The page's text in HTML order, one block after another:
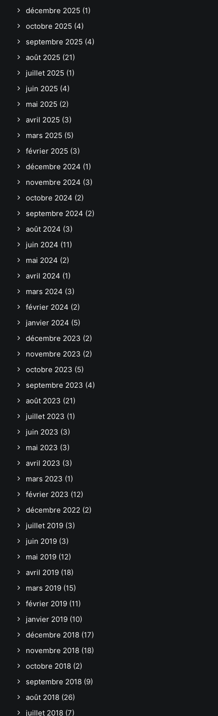
décembre 2025 (1)
octobre 2025 (4)
septembre 2025 (4)
août 2025 (21)
juillet 2025 (1)
juin 2025 (4)
mai 2025 (2)
avril 2025 (3)
mars 2025 (5)
février 2025 (3)
décembre 2024 (1)
novembre 2024 (3)
octobre 2024 (2)
septembre 2024 (2)
août 2024 (3)
juin 2024 (11)
mai 2024 (2)
avril 2024 (1)
mars 2024 (3)
février 2024 (2)
janvier 2024 (5)
décembre 2023 (2)
novembre 2023 (2)
octobre 2023 (5)
septembre 2023 (4)
août 2023 (21)
juillet 2023 (1)
juin 2023 (3)
mai 2023 (3)
avril 2023 (3)
mars 2023 (1)
février 2023 (12)
décembre 2022 (2)
juillet 2019 (3)
juin 2019 (3)
mai 2019 (12)
avril 2019 (18)
mars 2019 (15)
février 2019 (11)
janvier 2019 (10)
décembre 2018 (17)
novembre 2018 (18)
octobre 2018 (2)
septembre 2018 (9)
août 2018 (26)
juillet 2018 (7)